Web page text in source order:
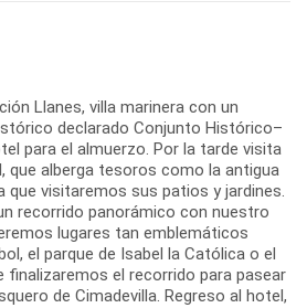
Llanes, villa marinera con un
declarado Conjunto Histórico–
para el almuerzo. Por la tarde visita
que alberga tesoros como la antigua
que visitaremos sus patios y jardines.
recorrido panorámico con nuestro
lugares tan emblemáticos
el parque de Isabel la Católica o el
finalizaremos el recorrido para pasear
de Cimadevilla. Regreso al hotel,